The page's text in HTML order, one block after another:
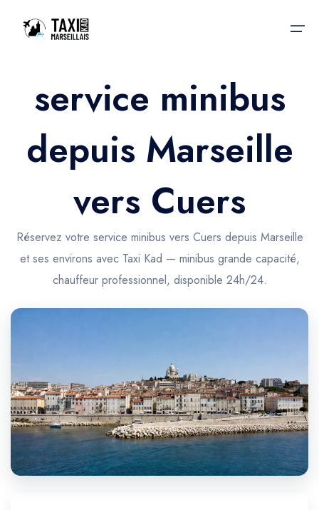
Accueil
Nos services
Nos services
Trajet Gare SNCF
Trajet Port croisière
Trajet Séminaire
Taxis aéroport
Réservation
Actualités & évènements
Contactez-nous
service minibus
depuis Marseille
vers Cuers
Réservez votre service minibus vers Cuers depuis Marseille
et ses environs avec Taxi Kad — minibus grande capacité,
chauffeur professionnel, disponible 24h/24.